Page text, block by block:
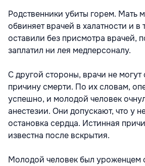
Родственники убиты горем. Мать
обвиняет врачей в халатности и в
оставили без присмотра врачей,
заплатил ни лея медперсоналу.
С другой стороны, врачи не могут
причину смерти. По их словам,
успешно, и молодой человек
анестезии. Они допускают, что у
остановка сердца. Истинная
известна после вскрытия.
Молодой человек был уроженцем